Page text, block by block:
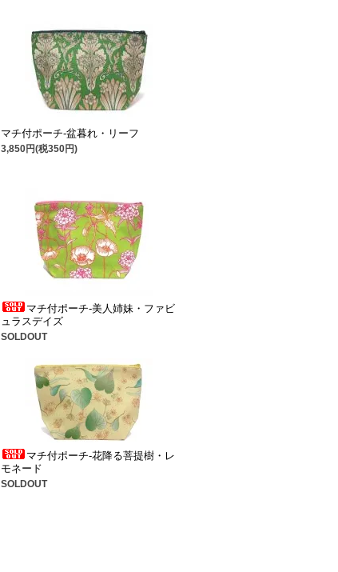
マチ付ポーチ-盆暮れ・リーフ
3,850円(税350円)
マチ付ポーチ-美人姉妹・ファビ
ュラスデイズ
SOLDOUT
マチ付ポーチ-花降る菩提樹・レ
モネード
SOLDOUT